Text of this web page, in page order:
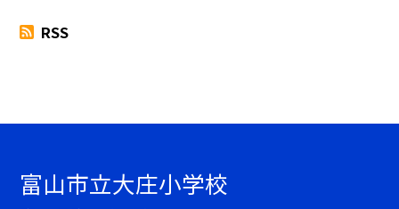
RSS
富山市立大庄小学校